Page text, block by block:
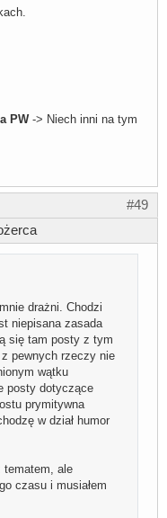
PW-> Niech inni na tym
#49
drażni. Chodzi
niepisana zasada
się tam posty z tym
pewnych rzeczy nie
wątku
posty dotyczące
prymitywna
w dział humor
tematem, ale
czasu i musiałem